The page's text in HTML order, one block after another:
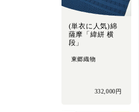
(単衣に人気)綿
薩摩「緯絣 横
段」
東郷織物
332,000円